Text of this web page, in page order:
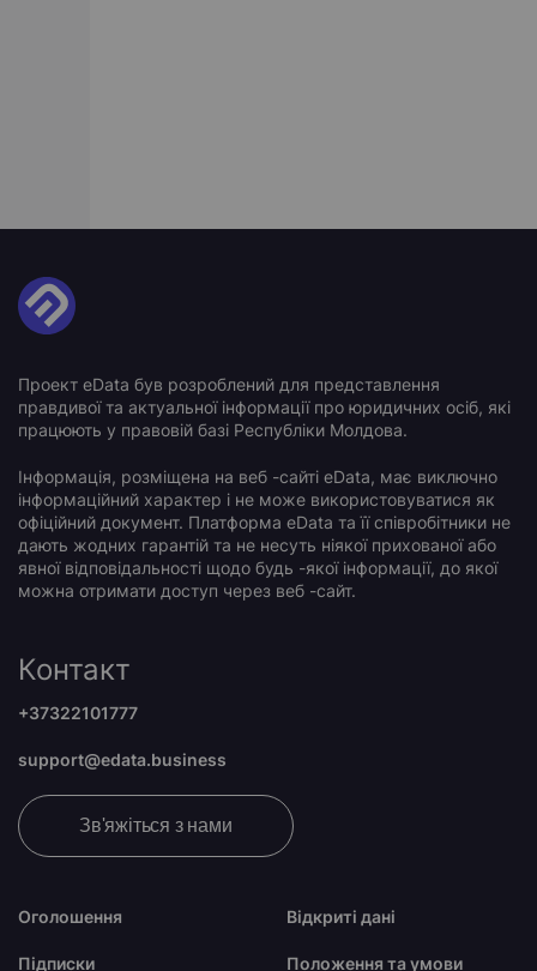
Проект eData був розроблений для представлення
правдивої та актуальної інформації про юридичних осіб, які
працюють у правовій базі Республіки Молдова.
Інформація, розміщена на веб -сайті eData, має виключно
інформаційний характер і не може використовуватися як
офіційний документ. Платформа eData та її співробітники не
дають жодних гарантій та не несуть ніякої прихованої або
явної відповідальності щодо будь -якої інформації, до якої
можна отримати доступ через веб -сайт.
Оголошення
Підписки
Відкриті дані
Положення та умови
Контакт
+37322101777
support@edata.business
Зв'яжіться з нами